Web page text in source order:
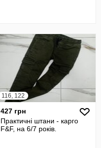
116, 122
427 грн
Практичні штани - карго
F&F, на 6/7 років.